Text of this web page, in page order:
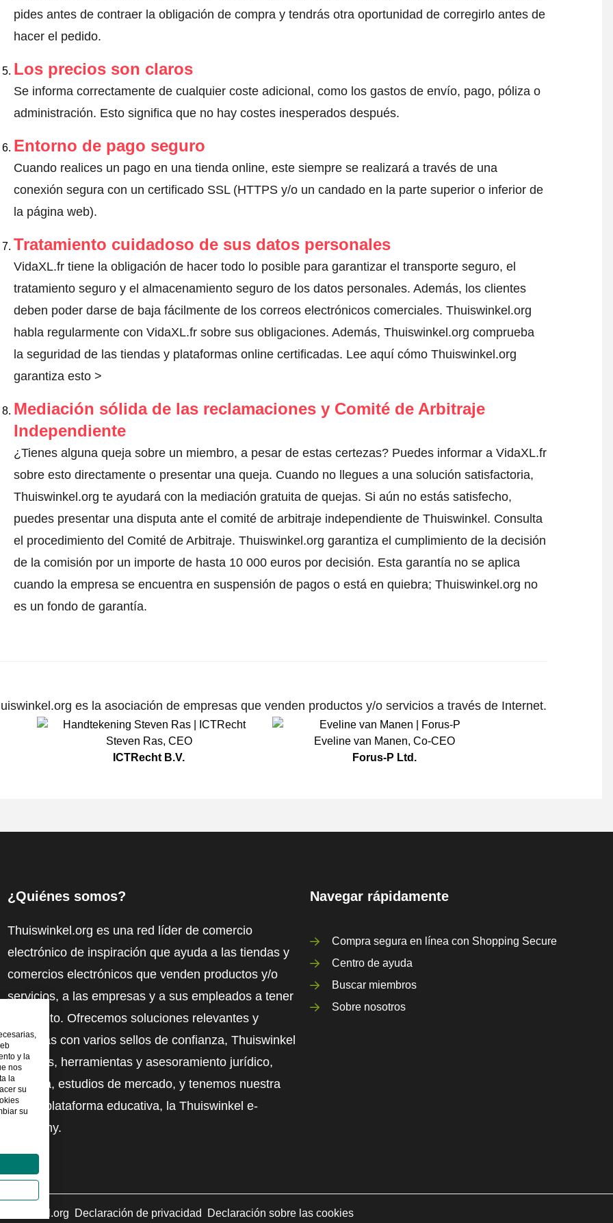
pides antes de contraer la obligación de compra y tendrás otra oportunidad de corregirlo antes de
hacer el pedido.
Los precios son claros
Se informa correctamente de cualquier coste adicional, como los gastos de envío, pago, póliza o
administración. Esto significa que no hay costes inesperados después.
Entorno de pago seguro
Cuando realices un pago en una tienda online, este siempre se realizará a través de una
conexión segura con un certificado SSL (HTTPS y/o un candado en la parte superior o inferior de
la página web).
Tratamiento cuidadoso de sus datos personales
VidaXL.fr tiene la obligación de hacer todo lo posible para garantizar el transporte seguro, el
tratamiento seguro y el almacenamiento seguro de los datos personales. Además, los clientes
deben poder darse de baja fácilmente de los correos electrónicos comerciales. Thuiswinkel.org
habla regularmente con VidaXL.fr sobre sus obligaciones. Además, Thuiswinkel.org comprueba
la seguridad de las tiendas y plataformas online certificadas. Lee aquí cómo Thuiswinkel.org
garantiza esto >
Mediación sólida de las reclamaciones y Comité de Arbitraje
Independiente
¿Tienes alguna queja sobre un miembro, a pesar de estas certezas? Puedes informar a VidaXL.fr
sobre esto directamente o presentar una queja. Cuando no llegues a una solución satisfactoria,
Thuiswinkel.org te ayudará con la mediación gratuita de quejas. Si aún no estás satisfecho,
puedes presentar una disputa ante el comité de arbitraje independiente de Thuiswinkel. Consulta
el procedimiento del Comité de Arbitraje. Thuiswinkel.org garantiza el cumplimiento de la decisión
de la comisión por un importe de hasta 10 000 euros por decisión. Esta garantía no se aplica
cuando la empresa se encuentra en suspensión de pagos o está en quiebra; Thuiswinkel.org no
es un fondo de garantía.
es la asociación de empresas que venden productos y/o servicios a través de Internet.
Steven Ras, CEO
ICTRecht B.V.
Eveline van Manen, Co-CEO
Forus-P Ltd.
¿Quiénes somos?
Thuiswinkel.org es una red líder de comercio
electrónico de inspiración que ayuda a las tiendas y
comercios electrónicos que venden productos y/o
servicios, a las empresas y a sus empleados a tener
más éxito. Ofrecemos soluciones relevantes y
prácticas con varios sellos de confianza, Thuiswinkel
Reviews, herramientas y asesoramiento jurídico,
defensa, estudios de mercado, y tenemos nuestra
propia plataforma educativa, la Thuiswinkel e-
Academy.
Navegar rápidamente
Compra segura en línea con Shopping Secure
Centro de ayuda
Buscar miembros
Sobre nosotros
Declaración de privacidad Declaración sobre las cookies
y la
nos
la
su
su